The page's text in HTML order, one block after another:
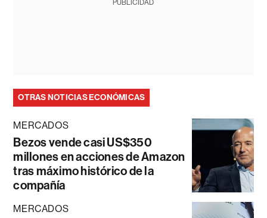
PUBLICIDAD
OTRAS NOTICIAS ECONÓMICAS
MERCADOS
Bezos vende casi US$350
millones en acciones de Amazon
tras máximo histórico de la
compañía
MERCADOS